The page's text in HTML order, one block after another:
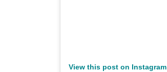
View this post on Instagram